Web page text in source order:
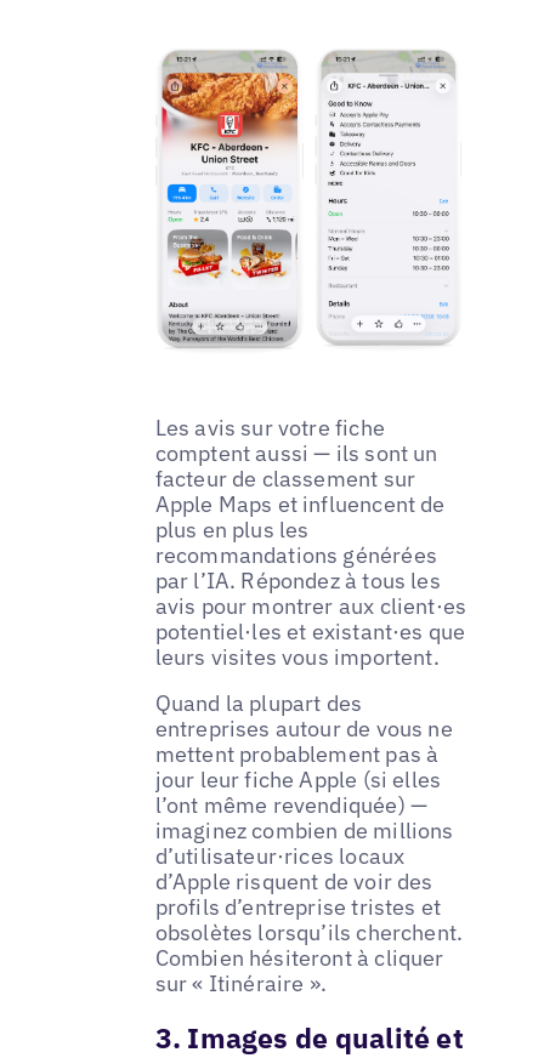
Les avis sur votre fiche
comptent aussi — ils sont un
facteur de classement sur
Apple Maps et influencent de
plus en plus les
recommandations générées
par l’IA. Répondez à tous les
avis pour montrer aux client·es
potentiel·les et existant·es que
leurs visites vous importent.
Quand la plupart des
entreprises autour de vous ne
mettent probablement pas à
jour leur fiche Apple (si elles
l’ont même revendiquée) —
imaginez combien de millions
d’utilisateur·rices locaux
d’Apple risquent de voir des
profils d’entreprise tristes et
obsolètes lorsqu’ils cherchent.
Combien hésiteront à cliquer
sur « Itinéraire ».
3. Images de qualité et